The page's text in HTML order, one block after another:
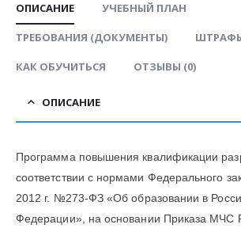
ОПИСАНИЕ УЧЕБНЫЙ ПЛАН
ТРЕБОВАНИЯ (ДОКУМЕНТЫ)
КАК ОБУЧИТЬСЯ ОТЗЫВЫ (0)
ОПИСАНИЕ
Программа повышения квалификации
соответствии с нормами Федерального
2012 г. №273-ФЗ «Об образовании в
Федерации», на основании Приказа МЧС